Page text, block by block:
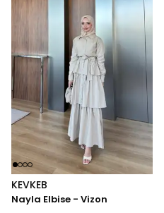
KEVKEB
Nayla Elbise - Vizon